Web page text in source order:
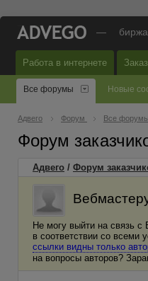
—
Работа в интернете
Все форумы Новые
Адвего Форум Все форумы
Форум
Адвего / Форум
Не могу выйти на связь с
в соответствии со всеми
ссылки видны только
на вопросы авторов?